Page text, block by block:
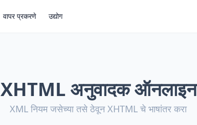
वापर प्रकरणे उद्योग
XHTML अनुवादक ऑनलाइन
XML नियम जसेच्या तसे ठेवून XHTML चे भाषांतर करा